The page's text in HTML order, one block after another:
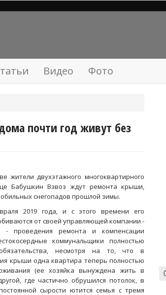
Видео Фото
почти год живут без
жители двухэтажного многоквартирного
Бабушкин Взвоз ждут ремонта крыши,
снегопадов прошлой зимы.
2019 года, и с этого времени его
от своей управляющей компании -
проведения ремонта и компенсации
коммунальщики полностью
несмотря на то, что в
крыши одна квартира теперь полностью
(ее хозяйка вынуждена жить в
где частично обрушился потолок, в
сырости ютится семья с тремя